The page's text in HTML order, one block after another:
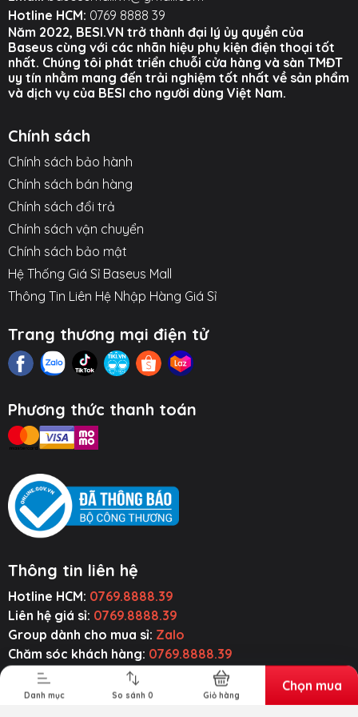
Kiện Ô Tô
Thiết Bị Âm
Thanh
Tiện Ích Thông
Minh
Danh mục So sánh 0 Giỏ hàng
Chọn mua
Hotline HCM: 0769 8888 39
Năm 2022, BESI.VN trở thành đại lý ủy quyền của
Baseus cùng với các nhãn hiệu phụ kiện điện thoại tốt
nhất. Chúng tôi phát triển chuỗi cửa hàng và sàn TMĐT
uy tín nhằm mang đến trải nghiệm tốt nhất về sản phẩm
và dịch vụ của BESI cho người dùng Việt Nam.
Chính sách
Chính sách bảo hành
Chính sách bán hàng
Chính sách đổi trả
Chính sách vận chuyển
Chính sách bảo mật
Hệ Thống Giá Sỉ Baseus Mall
Thông Tin Liên Hệ Nhập Hàng Giá Sỉ
Trang thương mại điện tử
Phương thức thanh toán
Thông tin liên hệ
Hotline HCM: 0769.8888.39
Liên hệ giá sỉ: 0769.8888.39
Group dành cho mua sỉ: Zalo
Chăm sóc khách hàng: 0769.8888.39
Email liên hệ:
baseusmall.vn@gmail.com
Zalo:0769.8888.39